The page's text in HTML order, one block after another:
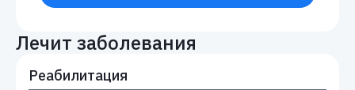
Лечит заболевания
Реабилитация